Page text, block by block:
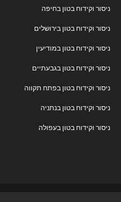
ניסור וקידוח בטון בחיפה
ניסור וקידוח בטון בירושלים
ניסור וקידוח בטון במודיעין
ניסור וקידוח בטון בגבעתיים
ניסור וקידוח בטון בפתח תקווה
ניסור וקידוח בטון בנתניה
ניסור וקידוח בטון בעפולה